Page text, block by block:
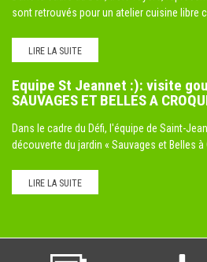
sont retrouvés pour un atelier cuisine libre
LIRE LA SUITE
Equipe St Jeannet :): visite
SAUVAGES ET BELLES A
Dans le cadre du Défi, l'équipe de Saint-
découverte du jardin « Sauvages et Belles à
LIRE LA SUITE